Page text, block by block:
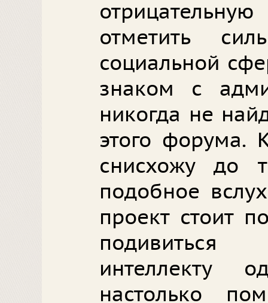
отметить
социальной
знаком с
никогда не
этого форума.
снисхожу до
подобное
проект стоит
интеллекту
настолько